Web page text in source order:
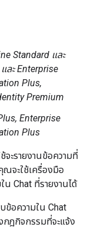
Standard และ
ละ Enterprise
Plus,
Premium
Enterprise
Plus
จะรายงานข้อความที่
ณจะใช้เครื่องมือ
Chat ที่รายงานได้
ข้อความใน Chat
กฎกิจกรรมที่จะแจ้ง